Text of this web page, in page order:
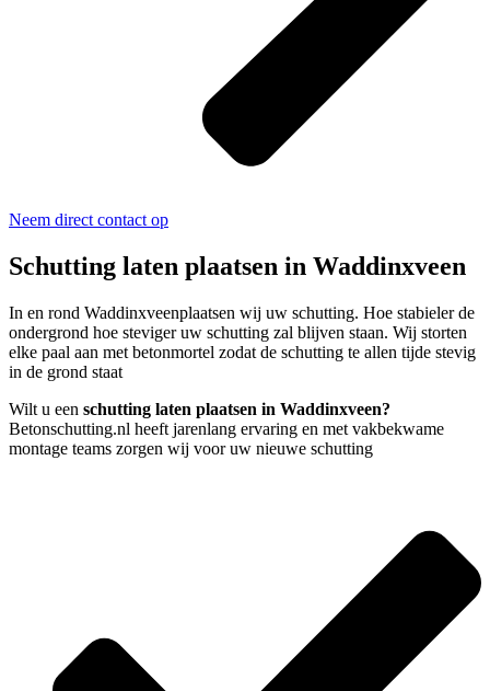
Neem direct contact op
Schutting laten plaatsen in Waddinxveen
In en rond Waddinxveenplaatsen wij uw schutting. Hoe stabieler de
ondergrond hoe steviger uw schutting zal blijven staan. Wij storten
elke paal aan met betonmortel zodat de schutting te allen tijde stevig
in de grond staat
Wilt u een schutting laten plaatsen in Waddinxveen?
Betonschutting.nl heeft jarenlang ervaring en met vakbekwame
montage teams zorgen wij voor uw nieuwe schutting